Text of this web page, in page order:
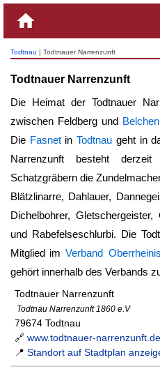
Todtnau | Todtnauer Narrenzunft
Todtnauer Narrenzunft
Die Heimat der Todtnauer
zwischen Feldberg und Belchen
Die FasnetinTodtnau geht in
Narrenzunft besteht
Schatzgräbern die
Blätzlinarre, Dahlauer,
Dichelbohrer, Gletschergeister,
und Rabefelseschlurbi. Die
Mitglied im Verband
gehört innerhalb des Verbands
Todtnauer Narrenzunft
Todtnau Narrenzunft 1860 e.V
79674 Todtnau
🔗 www.todtnauer-narrenzunft.de
📍 Standort auf Stadtplan